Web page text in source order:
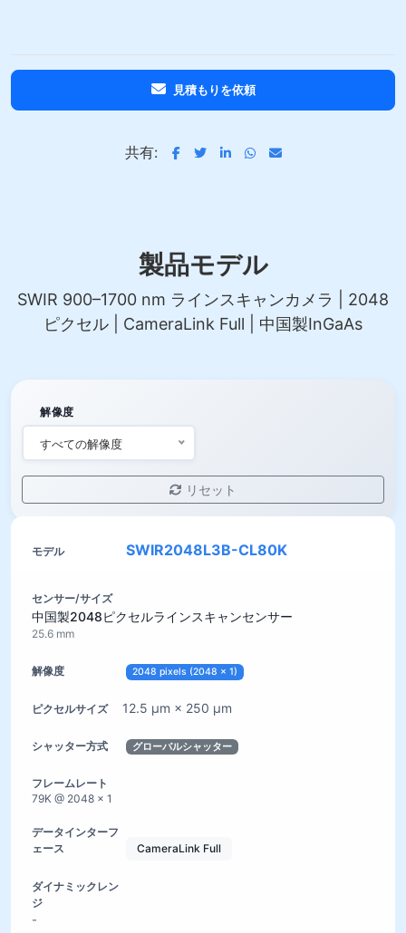
見積もりを依頼
共有:
製品モデル
SWIR 900–1700 nm ラインスキャンカメラ | 2048
ピクセル | CameraLink Full | 中国製InGaAs
解像度
すべての解像度
リセット
SWIR2048L3B-CL80K
中国製2048ピクセルラインスキャンセンサー
25.6 mm
2048 pixels (2048 × 1)
12.5 µm × 250 µm
グローバルシャッター
79K @ 2048 × 1
CameraLink Full
-